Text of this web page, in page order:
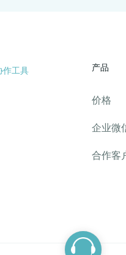
产品
价格
企业微
合作客